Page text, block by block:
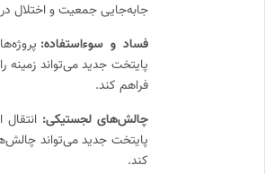
جابه‌جایی جمعیت و اختلال
فساد و سوءاستفاده:
پایتخت جدید می‌تواند زمینه
فراهم کند.
چالش‌های لجستیکی:
پایتخت جدید می‌تواند
کند.